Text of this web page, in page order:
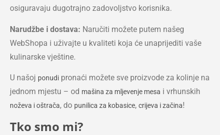
osiguravaju dugotrajno zadovoljstvo korisnika.
Narudžbe i dostava: Naručiti možete putem našeg
WebShopa i uživajte u kvaliteti koja će unaprijediti vaše
kulinarske vještine.
U našoj ponudi pronaći možete sve proizvode za kolinje na
jednom mjestu – od mašina za mljevenje mesa i vrhunskih
noževa i oštrača, do punilica za kobasice, crijeva i začina!
Tko smo mi?